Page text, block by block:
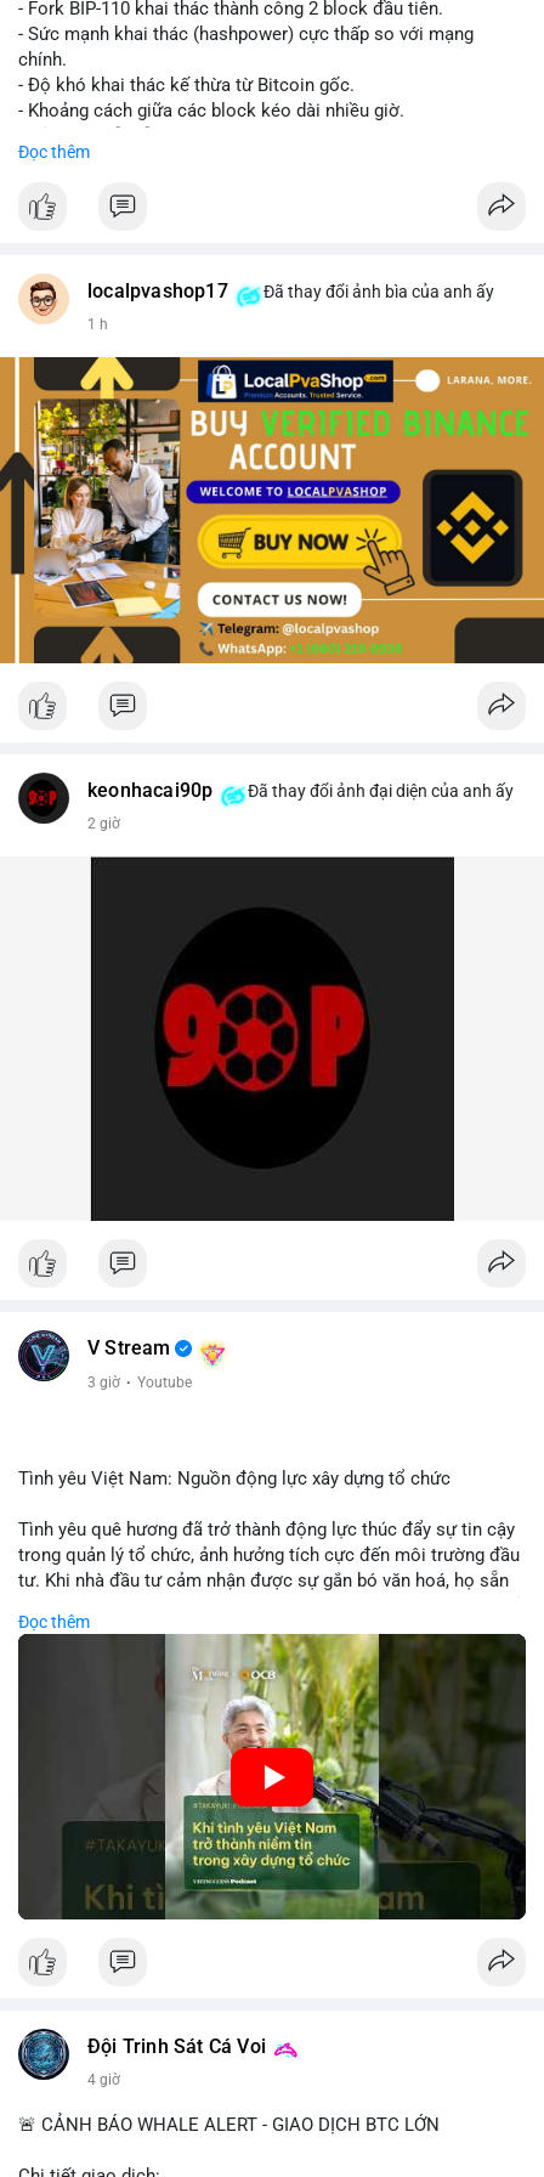
- Fork BIP-110 khai thác thành công 2 block đầu tiên.
- Sức mạnh khai thác (hashpower) cực thấp so với mạng
chính.
- Độ khó khai thác kế thừa từ Bitcoin gốc.
- Khoảng cách giữa các block kéo dài nhiều giờ.
#vlikevn #titanbot
Đọc thêm
localpvashop17 Đã thay đổi ảnh bìa của anh ấy
1 h
keonhacai90p Đã thay đổi ảnh đại diện của anh ấy
2 giờ
V Stream
3 giờ · Youtube
Tình yêu Việt Nam: Nguồn động lực xây dựng tổ chức
Tình yêu quê hương đã trở thành động lực thúc đẩy sự tin cậy
trong quản lý tổ chức, ảnh hưởng tích cực đến môi trường đầu
tư. Khi nhà đầu tư cảm nhận được sự gắn bó văn hoá, họ sẵn
các công ty blockchain và tiền mã hoá. Sự tăng cường niềm
tin này giúp giảm rủi ro thị trường, cải thiện chi phí vốn và thúc
đẩy sự phát triển bền vững của ngành công nghệ tài chính. Các
nhà quản lý cần khai thác tinh thần này để xây dựng chiến lược
phát triển bền vững và thu hút vốn đầu tư.
🎥 Xem video trực tiếp tại:
Nguồn: VIETSUCCESS
Đọc thêm
Đội Trinh Sát Cá Voi
4 giờ
🚨 CẢNH BÁO WHALE ALERT - GIAO DỊCH BTC LỚN